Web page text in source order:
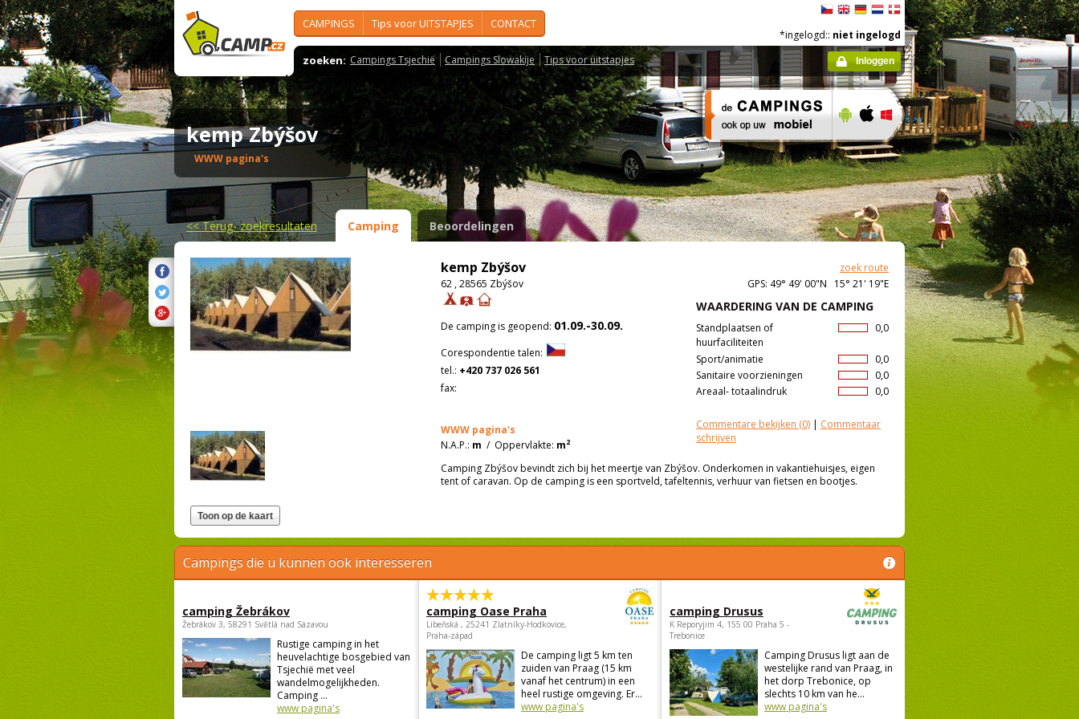
CAMPINGS Tips voor UITSTAPJES CONTACT
zoeken: Campings Tsjechië Campings Slowakije Tips voor uitstapjes
*ingelogd:: niet ingelogd
Inloggen
kemp Zbýšov
WWW pagina's
<<Terug- zoekresultaten Camping Beoordelingen
kemp Zbýšov
zoek route
62 , 28565 Zbýšov
GPS: 49° 49' 00"N 15° 21' 19"E
WAARDERING VAN DE CAMPING
0,0
Standplaatsen of
huurfaciliteiten
0,0
Sport/animatie
0,0
Sanitaire voorzieningen
0,0
Areaal- totaalindruk
Commentare bekijken (0) | Commentaar
schrijven
De camping is geopend: 01.09.-30.09.
Corespondentie talen:
tel.: +420 737 026 561
fax:
WWW pagina's
N.A.P.: m / Oppervlakte: m2
Camping Zbýšov bevindt zich bij het meertje van Zbýšov. Onderkomen in vakantiehuisjes, eigen
tent of caravan. Op de camping is een sportveld, tafeltennis, verhuur van fietsen en bootjes.
Campings die u kunnen ook interesseren
camping Žebrákov
Žebrákov 3, 58291 Světlá nad Sázavou
Rustige camping in het
heuvelachtige bosgebied van
Tsjechië met veel
wandelmogelijkheden.
Camping ...
www pagina's
camping Oase Praha
Libeňská , 25241 Zlatníky-Hodkovice,
Praha-západ
De camping ligt 5 km ten
zuiden van Praag (15 km
vanaf het centrum) in een
heel rustige omgeving. Er...
www pagina's
camping Drusus
K Reporyjim 4, 155 00 Praha 5 -
Trebonice
Camping Drusus ligt aan de
westelijke rand van Praag, in
het dorp Trebonice, op
slechts 10 km van he...
www pagina's